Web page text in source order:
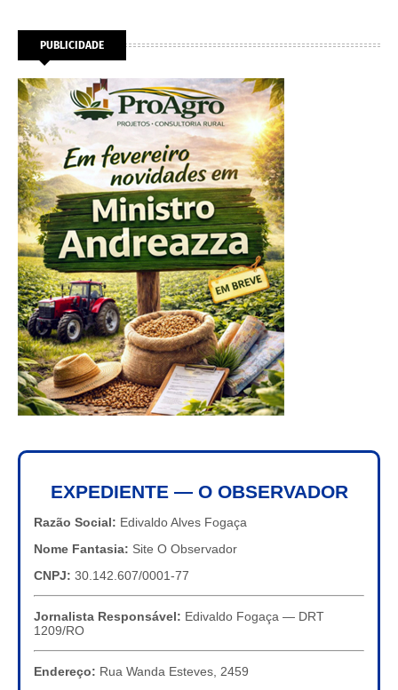
PUBLICIDADE
EXPEDIENTE — O OBSERVADOR
Razão Social: Edivaldo Alves Fogaça
Nome Fantasia: Site O Observador
CNPJ: 30.142.607/0001-77
Jornalista Responsável: Edivaldo Fogaça — DRT
1209/RO
Endereço: Rua Wanda Esteves, 2459